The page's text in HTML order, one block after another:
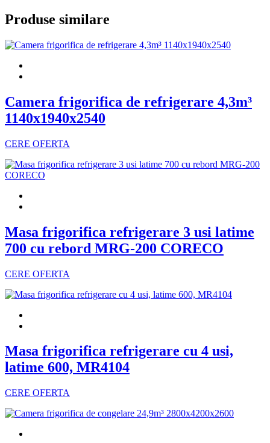
Produse similare
Camera frigorifica de refrigerare 4,3m³
1140x1940x2540
CERE OFERTA
Masa frigorifica refrigerare 3 usi latime
700 cu rebord MRG-200 CORECO
CERE OFERTA
Masa frigorifica refrigerare cu 4 usi,
latime 600, MR4104
CERE OFERTA